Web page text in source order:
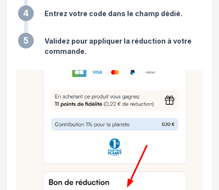
4 Entrez votre code dans le champ dédié.
5
Validez pour appliquer la réduction à votre
commande.